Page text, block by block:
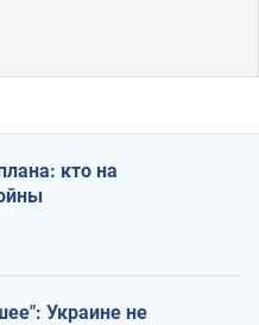
кто на
Украине не